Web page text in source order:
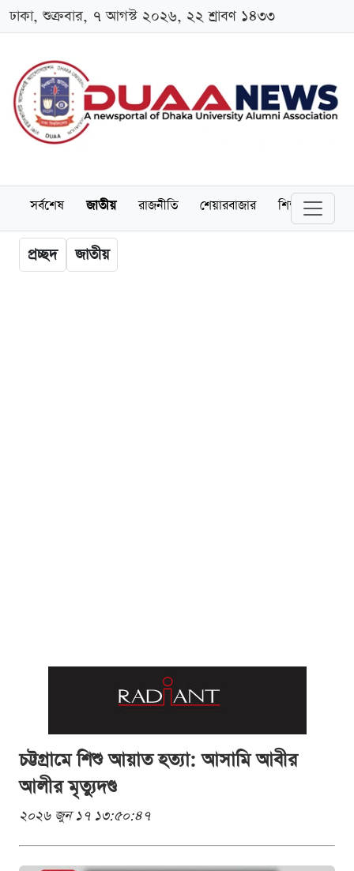
ঢাকা, শুক্রবার, ৭ আগস্ট ২০২৬, ২২ শ্রাবণ ১৪৩৩
সর্বশেষ জাতীয় রাজনীতি শেয়ারবাজার শিক্ষা
প্রচ্ছদ জাতীয়
চট্টগ্রামে শিশু আয়াত হত্যা: আসামি আবীর
আলীর মৃত্যুদণ্ড
২০২৬ জুন ১৭ ১৩:৫০:৪৭